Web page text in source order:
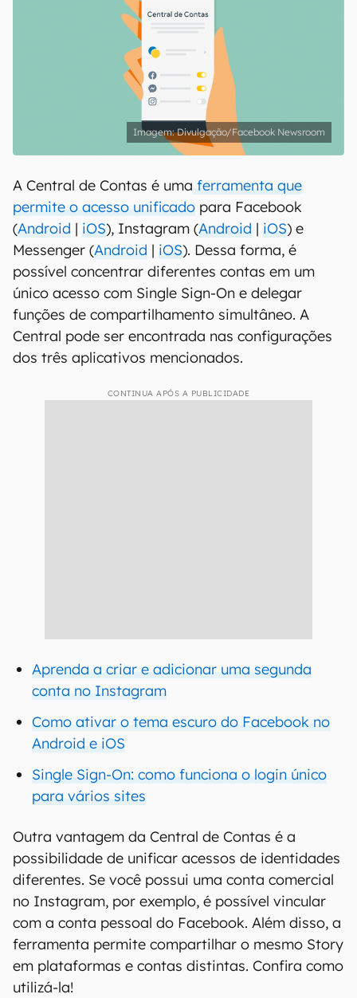
Divulgação/Facebook Newsroom
A Central de Contas é uma ferramenta que
permite o acesso unificado para Facebook
(Android | iOS), Instagram (Android | iOS) e
Messenger (Android | iOS). Dessa forma, é
possível concentrar diferentes contas em um
único acesso com Single Sign-On e delegar
funções de compartilhamento simultâneo. A
Central pode ser encontrada nas configurações
dos três aplicativos mencionados.
CONTINUA APÓS A PUBLICIDADE
Aprenda a criar e adicionar uma segunda
conta no Instagram
Como ativar o tema escuro do Facebook no
Android e iOS
Single Sign-On: como funciona o login único
para vários sites
Outra vantagem da Central de Contas é a
possibilidade de unificar acessos de identidades
diferentes. Se você possui uma conta comercial
no Instagram, por exemplo, é possível vincular
com a conta pessoal do Facebook. Além disso, a
ferramenta permite compartilhar o mesmo Story
em plataformas e contas distintas. Confira como
utilizá-la!